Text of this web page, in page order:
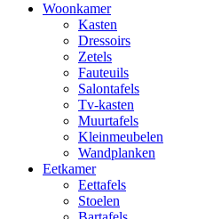
Woonkamer
Kasten
Dressoirs
Zetels
Fauteuils
Salontafels
Tv-kasten
Muurtafels
Kleinmeubelen
Wandplanken
Eetkamer
Eettafels
Stoelen